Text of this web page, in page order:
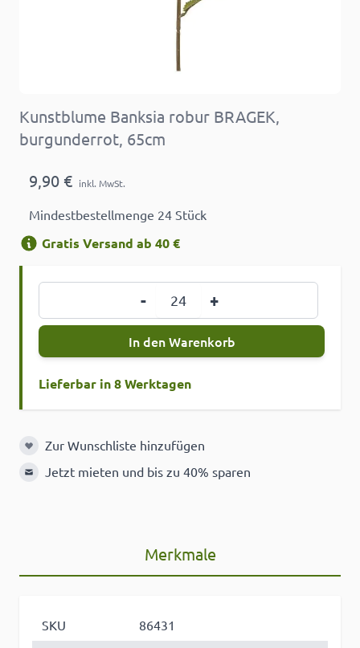
Kunstblume Banksia robur BRAGEK,
burgunderrot, 65cm
9,90 € inkl. MwSt.
Mindestbestellmenge 24 Stück
Gratis Versand ab 40 €
- +
In den Warenkorb
Lieferbar in 8 Werktagen
Zur Wunschliste hinzufügen
Zur Wunschliste hinzufügen
Jetzt mieten und bis zu 40% sparen
Merkmale
SKU
86431